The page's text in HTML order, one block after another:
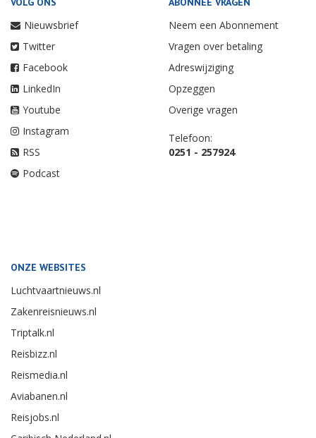
Nieuwsbrief
Twitter
Facebook
LinkedIn
Youtube
Instagram
RSS
Podcast
Neem een Abonnement
Vragen over betaling
Adreswijziging
Opzeggen
Overige vragen
Telefoon:
0251 - 257924
ONZE WEBSITES
Luchtvaartnieuws.nl
Zakenreisnieuws.nl
Triptalk.nl
Reisbizz.nl
Reismedia.nl
Aviabanen.nl
Reisjobs.nl